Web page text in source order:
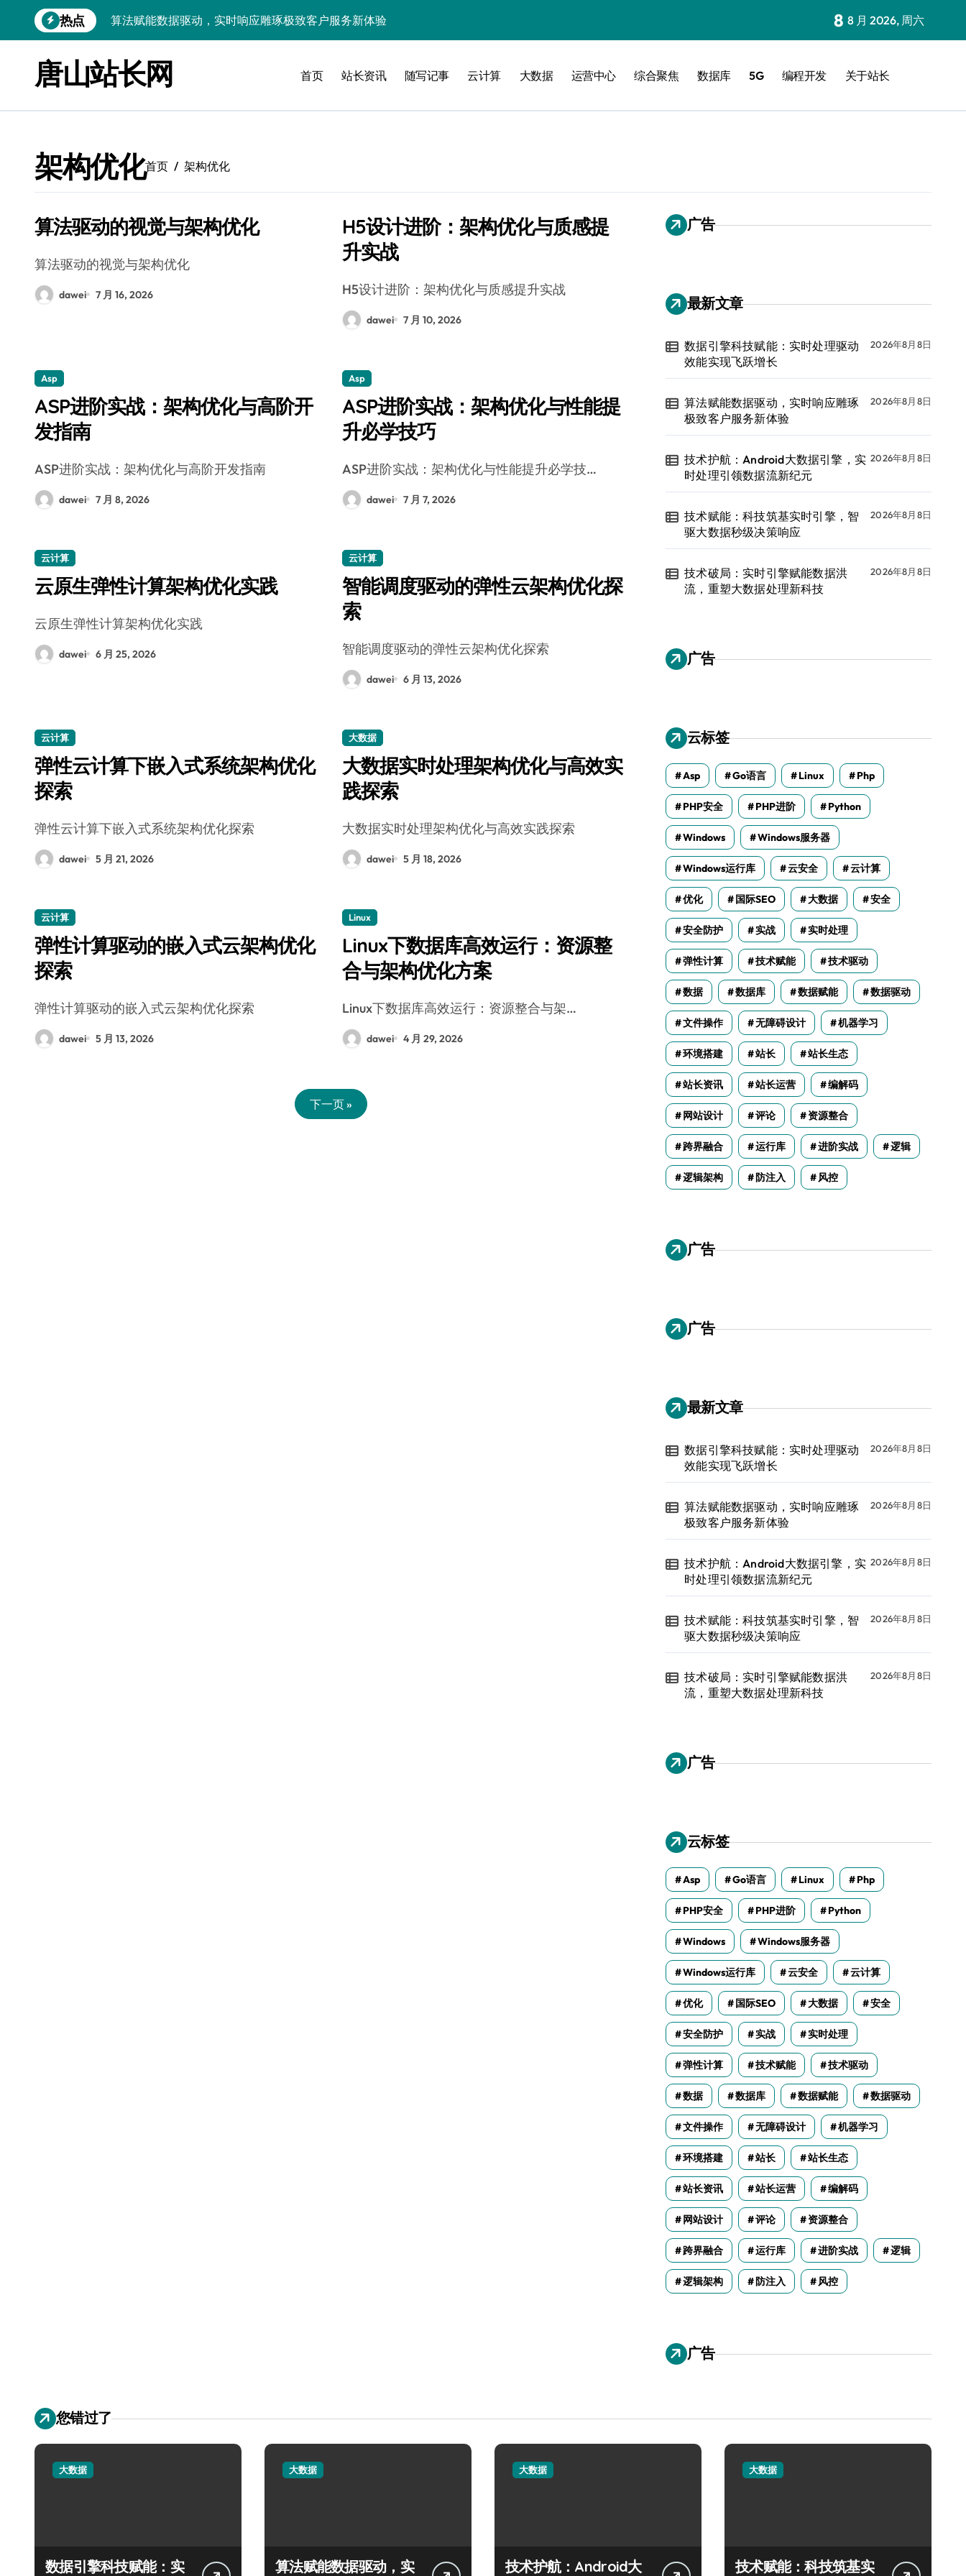
到
热点
算法赋能数据驱动，实时响应雕琢极致客户服务新体验
技术赋能：科技筑基实时引擎，智驱大数据秒级决策响应
技术破局：实时引擎赋能数据洪流，重塑大数据处理新科技
技术赋能：实时数据处理引擎驱动企业大数据科技新飞跃
大数据赋能运维：实时处理提效，精准调控信息流
技术赋能：构建高效实时引擎，驱动多媒体大数据处理革新
Go语言赋能大数据：实时引擎构建与科技驱动的性能优化术
8 8 月 2026, 周六
唐山站长网 首页 站长资讯 随写记事 云计算 大数据 运营中心 综合聚焦 数据库 5G 编程开发 关于站长
架构优化首页 架构优化
算法驱动的视觉与架构优化
算法驱动的视觉与架构优化
dawei 7 月 16, 2026
H5设计进阶：架构优化与质感提
升实战
H5设计进阶：架构优化与质感提升实战
dawei 7 月 10, 2026
Asp
ASP进阶实战：架构优化与高阶开
发指南
ASP进阶实战：架构优化与高阶开发指南
dawei 7 月 8, 2026
Asp
ASP进阶实战：架构优化与性能提
升必学技巧
ASP进阶实战：架构优化与性能提升必学技…
dawei 7 月 7, 2026
云计算
云原生弹性计算架构优化实践
云原生弹性计算架构优化实践
dawei 6 月 25, 2026
云计算
智能调度驱动的弹性云架构优化探
索
智能调度驱动的弹性云架构优化探索
dawei 6 月 13, 2026
云计算
弹性云计算下嵌入式系统架构优化
探索
弹性云计算下嵌入式系统架构优化探索
dawei 5 月 21, 2026
大数据
大数据实时处理架构优化与高效实
践探索
大数据实时处理架构优化与高效实践探索
dawei 5 月 18, 2026
云计算
弹性计算驱动的嵌入式云架构优化
探索
弹性计算驱动的嵌入式云架构优化探索
dawei 5 月 13, 2026
Linux
Linux下数据库高效运行：资源整
合与架构优化方案
Linux下数据库高效运行：资源整合与架…
dawei 4 月 29, 2026
下一页 »
广告
最新文章
数据引擎科技赋能：实时处理驱动
效能实现飞跃增长
2026年8月8日
算法赋能数据驱动，实时响应雕琢
极致客户服务新体验
2026年8月8日
技术护航：Android大数据引擎，实
时处理引领数据流新纪元
2026年8月8日
技术赋能：科技筑基实时引擎，智
驱大数据秒级决策响应
2026年8月8日
技术破局：实时引擎赋能数据洪
流，重塑大数据处理新科技
2026年8月8日
广告
云标签
Asp Go语言 Linux Php
PHP安全 PHP进阶 Python
Windows Windows服务器
Windows运行库 云安全 云计算
优化 国际SEO 大数据 安全
安全防护 实战 实时处理
弹性计算 技术赋能 技术驱动
数据 数据库 数据赋能 数据驱动
文件操作 无障碍设计 机器学习
环境搭建 站长 站长生态
站长资讯 站长运营 编解码
网站设计 评论 资源整合
跨界融合 运行库 进阶实战 逻辑
逻辑架构 防注入 风控
广告
广告
最新文章
数据引擎科技赋能：实时处理驱动
效能实现飞跃增长
2026年8月8日
算法赋能数据驱动，实时响应雕琢
极致客户服务新体验
2026年8月8日
技术护航：Android大数据引擎，实
时处理引领数据流新纪元
2026年8月8日
技术赋能：科技筑基实时引擎，智
驱大数据秒级决策响应
2026年8月8日
技术破局：实时引擎赋能数据洪
流，重塑大数据处理新科技
2026年8月8日
广告
云标签
Asp Go语言 Linux Php
PHP安全 PHP进阶 Python
Windows Windows服务器
Windows运行库 云安全 云计算
优化 国际SEO 大数据 安全
安全防护 实战 实时处理
弹性计算 技术赋能 技术驱动
数据 数据库 数据赋能 数据驱动
文件操作 无障碍设计 机器学习
环境搭建 站长 站长生态
站长资讯 站长运营 编解码
网站设计 评论 资源整合
跨界融合 运行库 进阶实战 逻辑
逻辑架构 防注入 风控
广告
您错过了
大数据
数据引擎科技赋能：实
大数据
算法赋能数据驱动，实
大数据
技术护航：Android大
大数据
技术赋能：科技筑基实